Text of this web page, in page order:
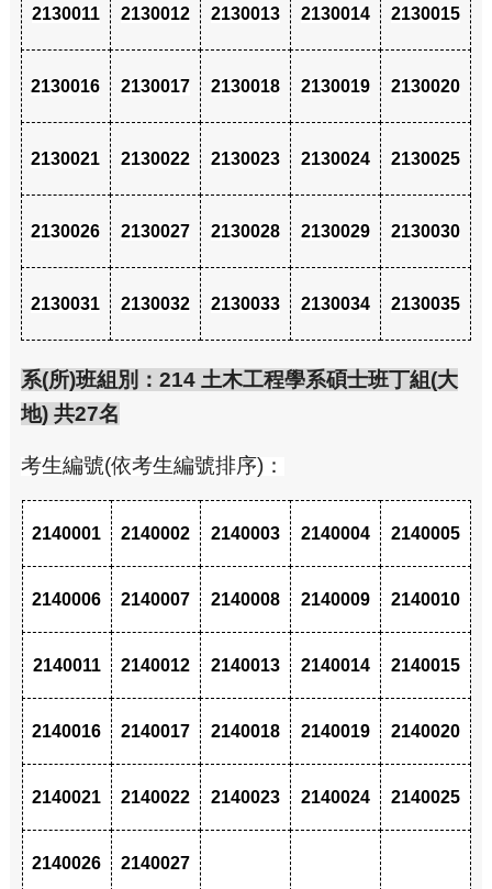
2130011 2130012 2130013 2130014 2130015
2130016 2130017 2130018 2130019 2130020
2130021 2130022 2130023 2130024 2130025
2130026 2130027 2130028 2130029 2130030
2130031 2130032 2130033 2130034 2130035
系(所)班組別：214 土木工程學系碩士班丁組(大
地) 共27名
考生編號(依考生編號排序)：
2140001 2140002 2140003 2140004 2140005
2140006 2140007 2140008 2140009 2140010
2140011 2140012 2140013 2140014 2140015
2140016 2140017 2140018 2140019 2140020
2140021 2140022 2140023 2140024 2140025
2140026 2140027